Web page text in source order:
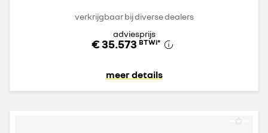
verkrijgbaar bij diverse dealers
adviesprijs
€ 35.573 BTWi*
meer details